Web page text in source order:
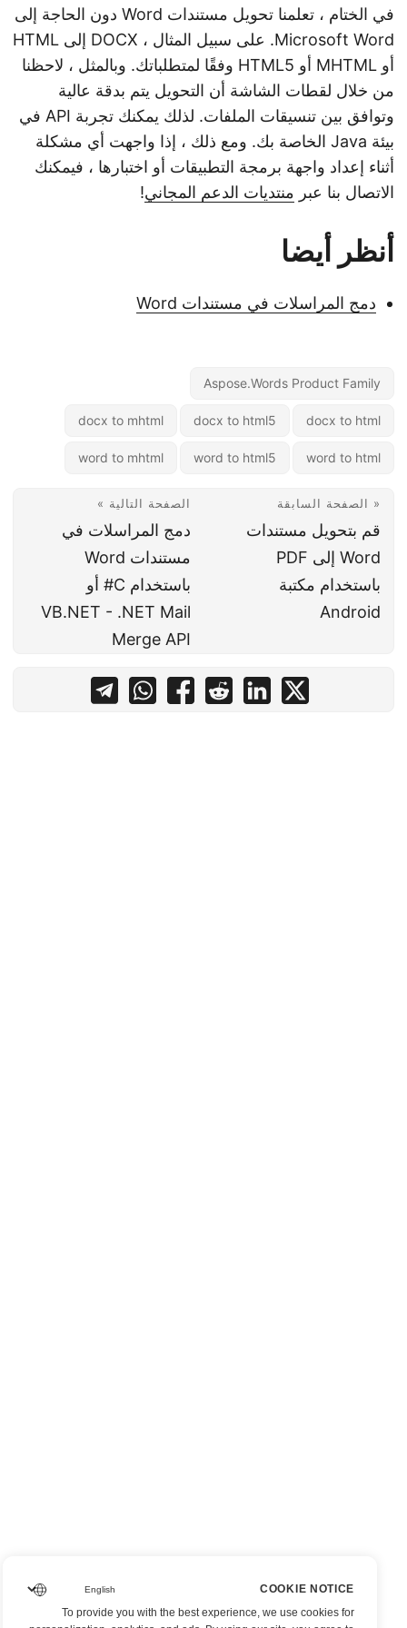
في الختام ، تعلمنا تحويل مستندات Word دون الحاجة إلى
Microsoft Word. على سبيل المثال ، DOCX إلى HTML
أو MHTML أو HTML5 وفقًا لمتطلباتك. وبالمثل ، لاحظنا
من خلال لقطات الشاشة أن التحويل يتم بدقة عالية
وتوافق بين تنسيقات الملفات. لذلك يمكنك تجربة API في
بيئة Java الخاصة بك. ومع ذلك ، إذا واجهت أي مشكلة
أثناء إعداد واجهة برمجة التطبيقات أو اختبارها ، فيمكنك
الاتصال بنا عبر منتديات الدعم المجاني!
أنظر أيضا
دمج المراسلات في مستندات Word
Aspose.Words Product Family
docx to html
docx to html5
docx to mhtml
word to html
word to html5
word to mhtml
« الصفحة السابقة
قم بتحويل مستندات
Word إلى PDF
باستخدام مكتبة
Android
الصفحة التالية »
دمج المراسلات في
مستندات Word
باستخدام C# أو
VB.NET - .NET Mail
Merge API
COOKIE NOTICE
To provide you with the best experience, we use cookies for